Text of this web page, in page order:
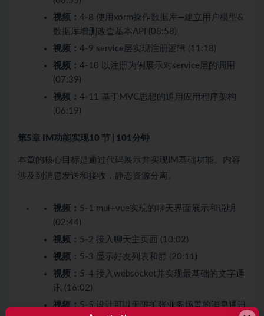
视频： 4-8 使用xorm操作数据库—建立用户模型&
数据库增删改查基本API (08:58)
视频： 4-9 service层实现注册逻辑 (11:18)
视频： 4-10 以注册为例展示对service层的调用
(07:39)
视频： 4-11 基于MVC思想的通用应用程序架构
(06:19)
第5章 IM功能实现10 节 | 101分钟
本章的核心目标是通过代码展示并实现IM基础功能。内容
涉及到消息发送和接收，静态资源分离。
视频： 5-1 mui+vue实现的聊天界面展示和说明
(02:44)
视频： 5-2 接入聊天主页面 (10:02)
视频： 5-3 显示好友列表和群 (20:11)
视频： 5-4 接入websocket并实现最基础的文字通
讯 (16:02)
视频：5-5 设计可以无限扩张业务场景的消息通讯